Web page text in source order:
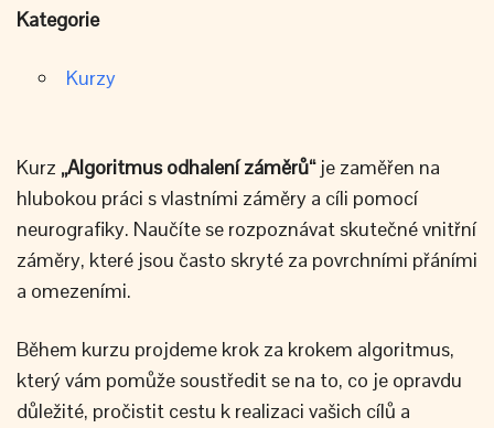
Kategorie
Kurzy
Kurz „Algoritmus odhalení záměrů“je zaměřen na
hlubokou práci s vlastními záměry a cíli pomocí
neurografiky. Naučíte se rozpoznávat skutečné vnitřní
záměry, které jsou často skryté za povrchními přáními
a omezeními.
Během kurzu projdeme krok za krokem algoritmus,
který vám pomůže soustředit se na to, co je opravdu
důležité, pročistit cestu k realizaci vašich cílů a